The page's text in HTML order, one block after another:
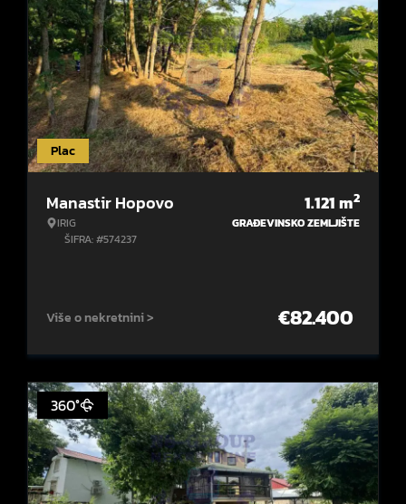
Plac
Manastir Hopovo
IRIG
ŠIFRA: #574237
1.121m2
GRAĐEVINSKO ZEMLJIŠTE
Više o nekretnini > €82.400
360°